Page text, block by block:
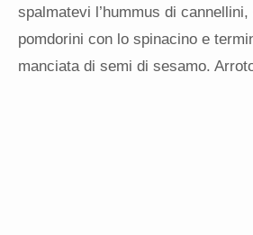
spalmatevi l’hummus di cannellini,
pomdorini con lo spinacino e
manciata di semi di sesamo.